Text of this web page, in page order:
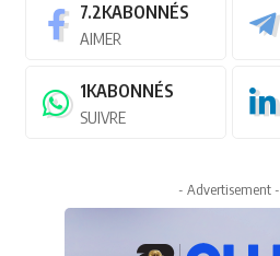
7.2KABONNÉS
AIMER
1KABONNÉS
SUIVRE
- Advertisement -